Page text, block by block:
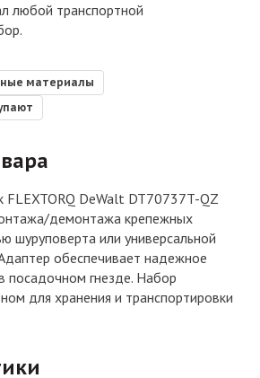
любой транспортной
материалы
FLEXTORQ DeWalt DT70737T-QZ
демонтажа крепежных
шуруповерта или универсальной
обеспечивает надежное
посадочном гнезде. Набор
для хранения и транспортировки